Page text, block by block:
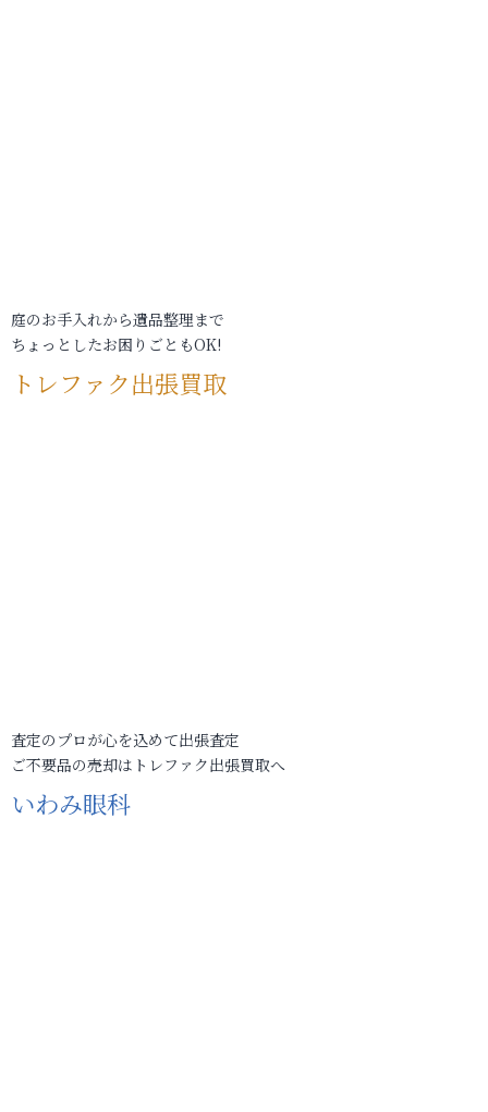
庭のお手入れから遺品整理まで
ちょっとしたお困りごともOK!
トレファク出張買取
査定のプロが心を込めて出張査定
ご不要品の売却はトレファク出張買取へ
いわみ眼科